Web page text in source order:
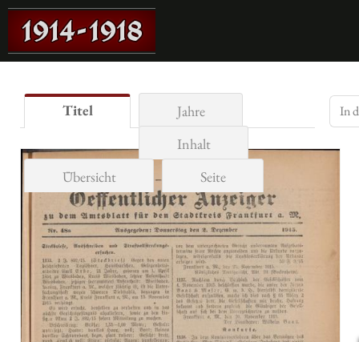
Titel
Jahre
Inhalt
Übersicht
Seite